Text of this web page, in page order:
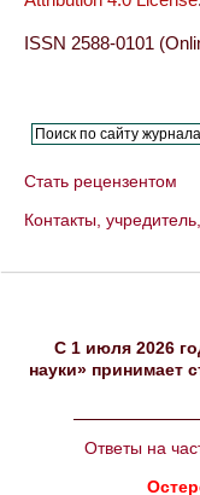
ISSN 2588-0101
Стать рецензентом
Контакты,
C 1 июля 2026
науки» принимает
Ответы на